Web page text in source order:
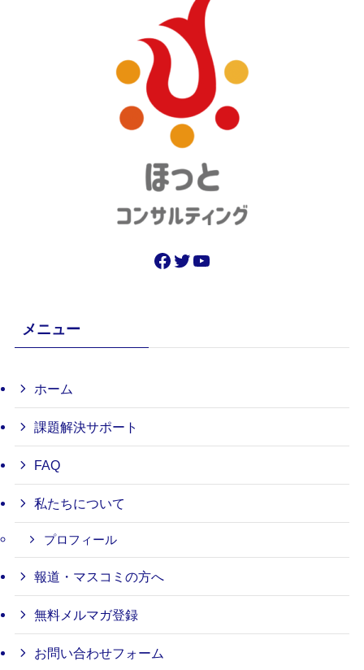
Facebook
Twitter
YouTube
メニュー
ホーム
課題解決サポート
FAQ
私たちについて
プロフィール
報道・マスコミの方へ
無料メルマガ登録
お問い合わせフォーム